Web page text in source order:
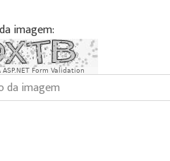
imagem:
ASP.NET Form Validation